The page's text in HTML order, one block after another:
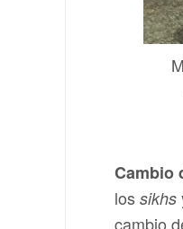
Cambio
los sikhs
cambio